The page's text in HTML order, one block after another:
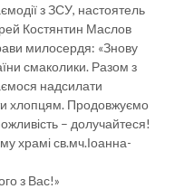
з ЗСУ, настоятель
Костянтин Маслов
милосердя: «Знову
смаколики. Разом з
надсилати
хлопцям. Продовжуємо
– долучайтеся!
храмі св.мч.Іоанна-
з Вас!»